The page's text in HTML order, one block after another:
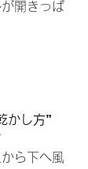
かし方”